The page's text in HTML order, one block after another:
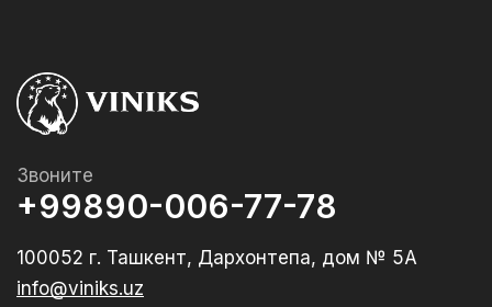
Звоните
+99890-006-77-78
100052 г. Ташкент, Дархонтепа, дом № 5А
info@viniks.uz